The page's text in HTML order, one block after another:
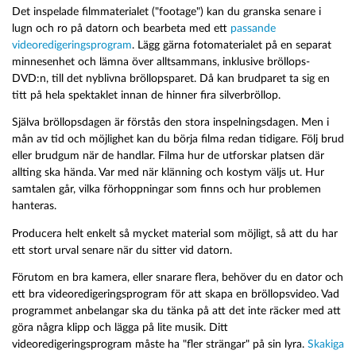
Det inspelade filmmaterialet ("footage") kan du granska senare i
lugn och ro på datorn och bearbeta med ett passande
videoredigeringsprogram. Lägg gärna fotomaterialet på en separat
minnesenhet och lämna över alltsammans, inklusive bröllops-
DVD:n, till det nyblivna bröllopsparet. Då kan brudparet ta sig en
titt på hela spektaklet innan de hinner fira silverbröllop.
Själva bröllopsdagen är förstås den stora inspelningsdagen. Men i
mån av tid och möjlighet kan du börja filma redan tidigare. Följ brud
eller brudgum när de handlar. Filma hur de utforskar platsen där
allting ska hända. Var med när klänning och kostym väljs ut. Hur
samtalen går, vilka förhoppningar som finns och hur problemen
hanteras.
Producera helt enkelt så mycket material som möjligt, så att du har
ett stort urval senare när du sitter vid datorn.
Förutom en bra kamera, eller snarare flera, behöver du en dator och
ett bra videoredigeringsprogram för att skapa en bröllopsvideo. Vad
programmet anbelangar ska du tänka på att det inte räcker med att
göra några klipp och lägga på lite musik. Ditt
videoredigeringsprogram måste ha "fler strängar" på sin lyra. Skakiga